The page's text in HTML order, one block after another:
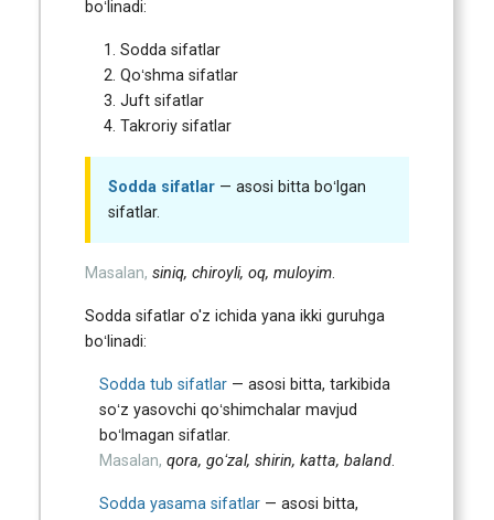
boʻlinadi:
Sodda sifatlar
Qoʻshma sifatlar
Juft sifatlar
Takroriy sifatlar
Sodda sifatlar— asosi bitta boʻlgan
sifatlar.
Masalan, siniq, chiroyli, oq, muloyim.
Sodda sifatlar o'z ichida yana ikki guruhga
boʻlinadi:
Sodda tub sifatlar — asosi bitta, tarkibida
soʻz yasovchi qoʻshimchalar mavjud
boʻlmagan sifatlar.
Masalan, qora, goʻzal, shirin, katta, baland.
Sodda yasama sifatlar — asosi bitta,